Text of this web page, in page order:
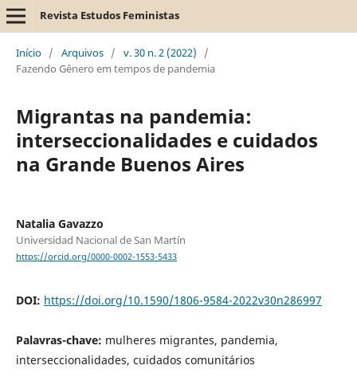
Revista Estudos Feministas
Início / Arquivos / v. 30 n. 2 (2022)
/
Fazendo Gênero em tempos de pandemia
Migrantas na pandemia:
interseccionalidades e cuidados
na Grande Buenos Aires
Natalia Gavazzo
Universidad Nacional de San Martín
https://orcid.org/0000-0002-1553-5433
DOI: https://doi.org/10.1590/1806-9584-2022v30n286997
Palavras-chave: mulheres migrantes, pandemia,
interseccionalidades, cuidados comunitários